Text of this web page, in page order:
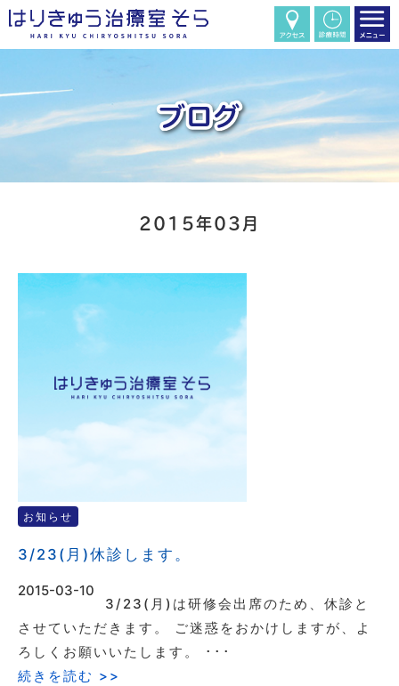
2015年03月
お知らせ
3/23(月)休診します。
2015-03-10
3/23(月)は研修会出席のため、休診と
させていただきます。 ご迷惑をおかけしますが、よ
ろしくお願いいたします。 ･･･
続きを読む >>